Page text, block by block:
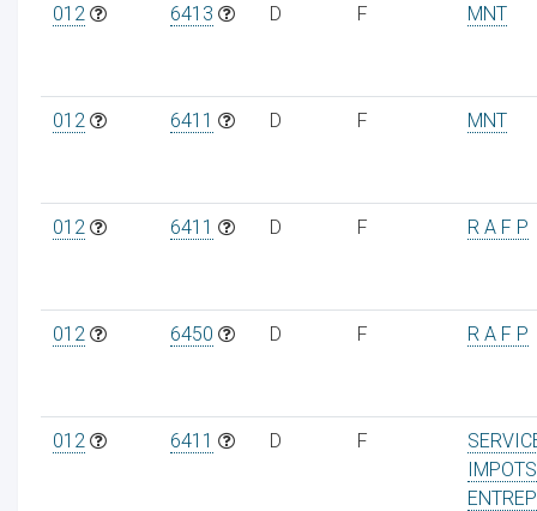
012 6413 D F MNT
012 6411 D F MNT
012 6411 D F R A F P
012 6450 D F R A F P
012 6411 D F
IMPOTS